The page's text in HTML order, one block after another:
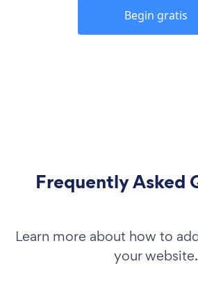
Begin gratis
Frequently Asked
Learn more about how to
your website.